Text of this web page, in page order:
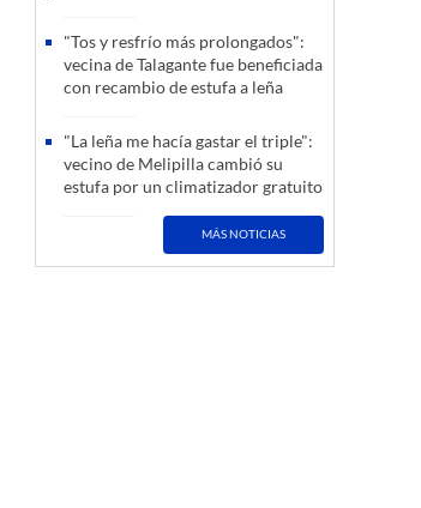
"Tos y resfrío más prolongados":
vecina de Talagante fue beneficiada
con recambio de estufa a leña
"La leña me hacía gastar el triple":
vecino de Melipilla cambió su
estufa por un climatizador gratuito
MÁS NOTICIAS